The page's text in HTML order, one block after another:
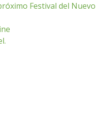
Festival del